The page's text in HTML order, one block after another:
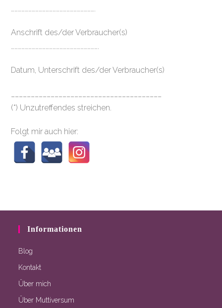
……………………………………………………………….
Anschrift des/der Verbraucher(s)
………………………………………………………………….
Datum, Unterschrift des/der Verbraucher(s)
(*) Unzutreffendes streichen.
Folgt mir auch hier:
Informationen
Blog
Kontakt
Über mich
Über Muttiversum